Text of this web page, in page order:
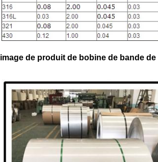
image de produit de bobine de bande de